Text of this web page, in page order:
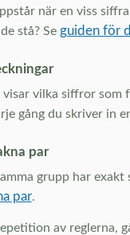
när en viss
stå? Se guiden för
vilka siffror som
gång du skriver in
par
grupp har
par.
av reglerna,